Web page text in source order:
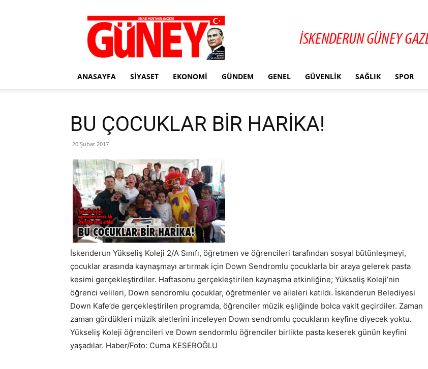
Gazete
Güney
ANASAYFA SIYASET EKONOMI GÜNDEM GENEL GÜVENLIK SAĞLIK SPOR
BU ÇOCUKLAR BİR HARİKA!
20 Şubat 2017
İskenderun Yükseliş Koleji 2/A Sınıfı, öğretmen ve öğrencileri tarafından sosyal bütünleşmeyi,
çocuklar arasında kaynaşmayı artırmak için Down Sendromlu çocuklarla bir araya gelerek pasta
kesimi gerçekleştirdiler. Haftasonu gerçekleştirilen kaynaşma etkinliğine; Yükseliş Koleji’nin
öğrenci velileri, Down sendromlu çocuklar, öğretmenler ve aileleri katıldı. İskenderun Belediyesi
Down Kafe’de gerçekleştirilen programda, öğrenciler müzik eşliğinde bolca vakit geçirdiler. Zaman
zaman gördükleri müzik aletlerini inceleyen Down sendromlu çocukların keyfine diyecek yoktu.
Yükseliş Koleji öğrencileri ve Down sendormlu öğrenciler birlikte pasta keserek günün keyfini
yaşadılar. Haber/Foto: Cuma KESEROĞLU